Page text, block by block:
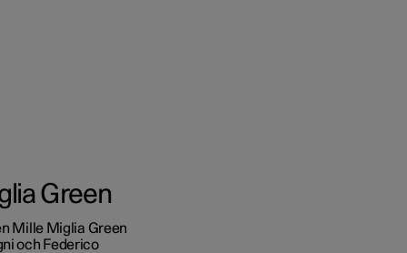
och företag
köpet till
Green
Mille Miglia Green
och Federico